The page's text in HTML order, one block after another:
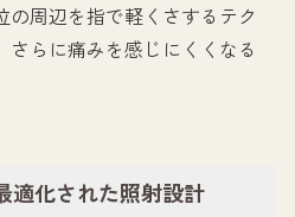
周辺を指で軽くさするテク
らに痛みを感じにくくなる
適化された照射設計